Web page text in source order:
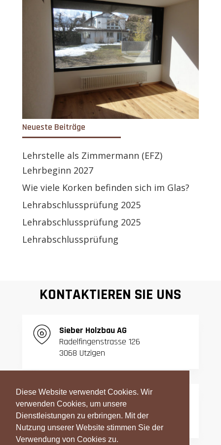
Diese Website verwendet Cookies. Wir
verwenden Cookies, um unsere
Dienstleistungen zu erbringen. Mit der
Nutzung unserer Website stimmen Sie der
Verwendung von Cookies zu.
Neueste Beiträge
Lehrstelle als Zimmermann (EFZ)
Lehrbeginn 2027
Wie viele Korken befinden sich im Glas?
Lehrabschlussprüfung 2025
Lehrabschlussprüfung 2025
Lehrabschlussprüfung
KONTAKTIEREN SIE UNS
Sieber Holzbau AG
Radelfingenstrasse 126
3068 Utzigen
T:031 839 06 27
031 839 42 23